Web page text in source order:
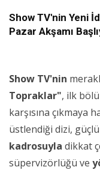
Show TV'nin Yeni
Pazar Akşamı
Show TV'nin
Topraklar", ilk
karşısına çıkmaya
üstlendiği dizi,
kadrosuyla dikkat
süpervizörlüğü ve